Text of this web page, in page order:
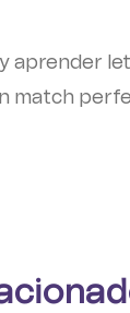
aprender
match